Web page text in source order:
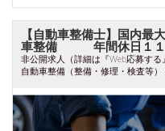
【自動車整備士】国内最
車整備 年間休日１１
非公開求人（詳細は『Web応募す
自動車整備（整備・修理・検査等）